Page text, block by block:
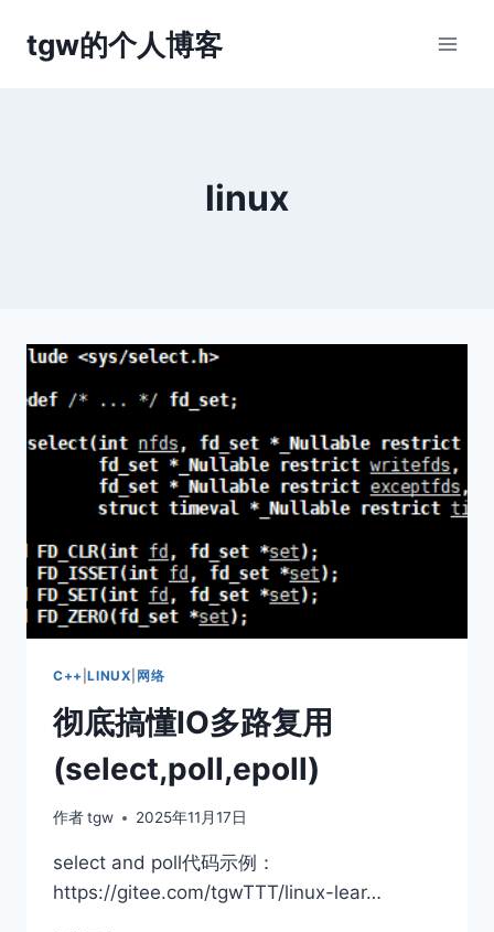
tgw的个人博客
linux
C++ |LINUX 网络
彻底搞懂IO多路复用
(select,poll,epoll)
作者tgw 2025年11月17日
select and poll代码示例：
https://gitee.com/tgwTTT/linux-lear…